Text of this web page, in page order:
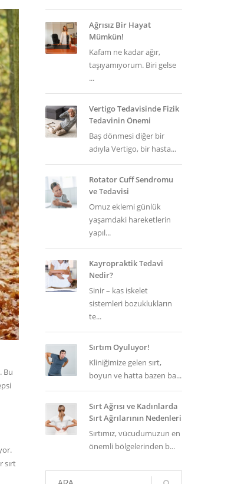
Bu
sırt
Ağrısız Bir Hayat
Mümkün!
Kafam ne kadar ağır,
taşıyamıyorum. Biri gelse
...
Vertigo Tedavisinde Fizik
Tedavinin Önemi
Baş dönmesi diğer bir
adıyla Vertigo, bir hasta...
Rotator Cuff Sendromu
ve Tedavisi
Omuz eklemi günlük
yaşamdaki hareketlerin
yapıl...
Kayropraktik Tedavi
Nedir?
Sinir – kas iskelet
sistemleri bozuklukların
te...
Sırtım Oyuluyor!
Kliniğimize gelen sırt,
boyun ve hatta bazen ba...
Sırt Ağrısı ve Kadınlarda
Sırt Ağrılarının Nedenleri
Sırtımız, vücudumuzun en
önemli bölgelerinden b...